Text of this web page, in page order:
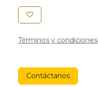
Términos y condiciones
Contáctanos